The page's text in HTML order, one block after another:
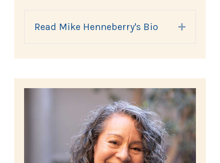
Read Mike Henneberry's Bio Expand